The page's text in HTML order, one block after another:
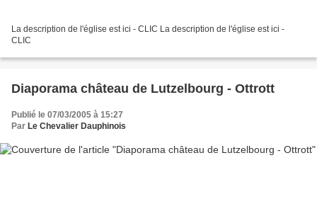
La description de l'église est ici - CLIC La description de l'église est ici -
CLIC
Diaporama château de Lutzelbourg - Ottrott
Publié le 07/03/2005 à 15:27
Par Le Chevalier Dauphinois